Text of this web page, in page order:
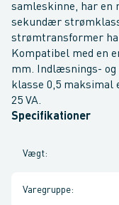
samleskinne, har en
sekundær
strømtransformer
Kompatibel med en
mm. Indlæsnings- og
klasse 0,5 maksimal
25 VA.
Specifikationer
Vægt:
Varegruppe: